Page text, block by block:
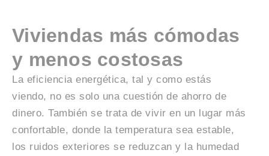
Viviendas más cómodas
y menos costosas
La eficiencia energética, tal y como estás
viendo, no es solo una cuestión de ahorro de
dinero. También se trata de vivir en un lugar más
confortable, donde la temperatura sea estable,
los ruidos exteriores se reduzcan y la humedad